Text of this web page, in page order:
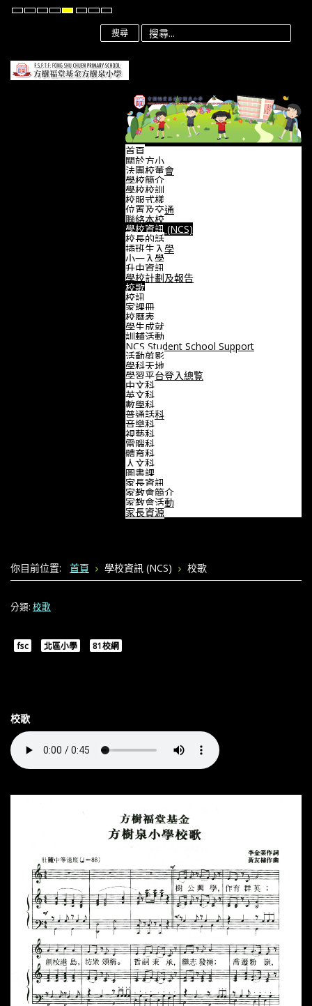
Default
NightHighHighHigh
Contrast
Set
Smaller
Set
Default
Set
Larger
Font
搜尋
首頁
關於方小
法團校董會
學校簡介
學校校訓
校服式樣
位置及交通
聯絡本校
學校資訊 (NCS)
校長的話
插班生入學
小一入學
升中資訊
學校計劃及報告
校歌
校訊
家課冊
校曆表
學生成就
訓輔活動
NCS Student School Support
活動剪影
學科天地
學習平台登入總覧
中文科
英文科
數學科
普通話科
音樂科
視藝科
電腦科
體育科
人文科
圖書課
家長資訊
家教會簡介
家教會活動
家長資源
你目前位置: 首頁 學校資訊 (NCS) 校歌
分類: 校歌
fsc 北區小學 81校網
校歌